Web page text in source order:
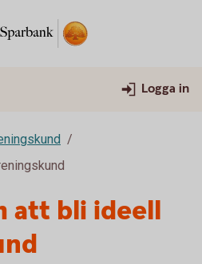
Logga in
att bli ideell